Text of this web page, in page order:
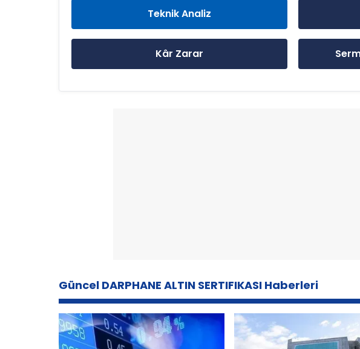
Son 1 Yılın Dibi:
Teknik Analiz
Kâr Zarar
Güncel DARPHANE ALTIN SERTIFIKASI Haberleri